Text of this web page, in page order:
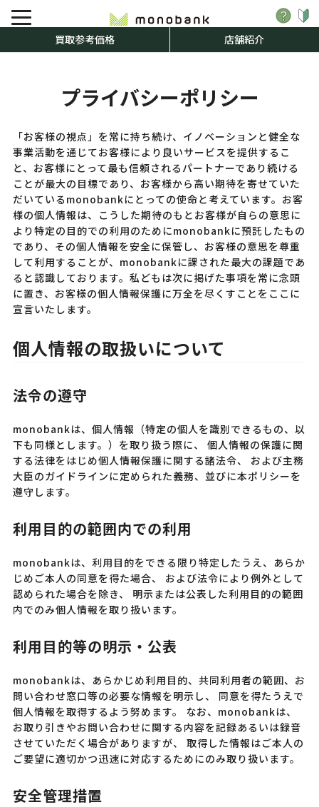
買取参考価格 店舗紹介
プライバシーポリシー
「お客様の視点」を常に持ち続け、イノベーションと健全な
事業活動を通じてお客様により良いサービスを提供するこ
と、お客様にとって最も信頼されるパートナーであり続ける
ことが最大の目標であり、お客様から高い期待を寄せていた
だいているmonobankにとっての使命と考えています。お客
様の個人情報は、こうした期待のもとお客様が自らの意思に
より特定の目的での利用のためにmonobankに預託したもの
であり、その個人情報を安全に保管し、お客様の意思を尊重
して利用することが、monobankに課された最大の課題であ
ると認識しております。私どもは次に掲げた事項を常に念頭
に置き、お客様の個人情報保護に万全を尽くすことをここに
宣言いたします。
個人情報の取扱いについて
法令の遵守
monobankは、個人情報（特定の個人を識別できるもの、以
下も同様とします。）を取り扱う際に、 個人情報の保護に関
する法律をはじめ個人情報保護に関する諸法令、 および主務
大臣のガイドラインに定められた義務、並びに本ポリシーを
遵守します。
利用目的の範囲内での利用
monobankは、利用目的をできる限り特定したうえ、あらか
じめご本人の同意を得た場合、 および法令により例外として
認められた場合を除き、 明示または公表した利用目的の範囲
内でのみ個人情報を取り扱います。
利用目的等の明示・公表
monobankは、あらかじめ利用目的、共同利用者の範囲、お
問い合わせ窓口等の必要な情報を明示し、 同意を得たうえで
個人情報を取得するよう努めます。 なお、monobankは、
お取り引きやお問い合わせに関する内容を記録あるいは録音
させていただく場合がありますが、 取得した情報はご本人の
ご要望に適切かつ迅速に対応するためにのみ取り扱います。
安全管理措置